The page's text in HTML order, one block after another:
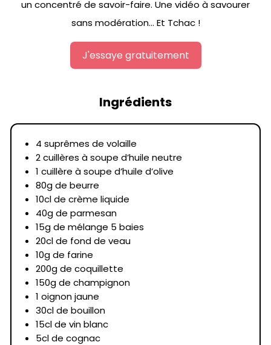
un concentré de savoir-faire. Une vidéo à savourer
sans modération… Et Tchac !
J'essaye gratuitement
Ingrédients
4 suprêmes de volaille
2 cuillères à soupe d’huile neutre
1 cuillère à soupe d’huile d’olive
80g de beurre
10cl de crème liquide
40g de parmesan
15g de mélange 5 baies
20cl de fond de veau
10g de farine
200g de coquillette
150g de champignon
1 oignon jaune
30cl de bouillon
15cl de vin blanc
5cl de cognac